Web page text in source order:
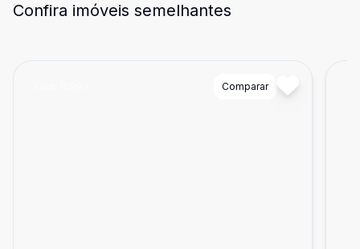
Confira imóveis semelhantes
Comparar